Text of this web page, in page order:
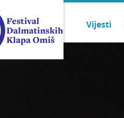
Vijesti